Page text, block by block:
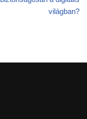
világban?